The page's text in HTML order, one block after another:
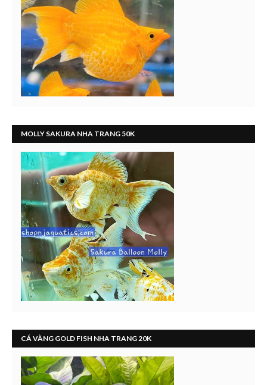
MOLLY SAKURA NHA TRANG 50K
CÁ VÀNG GOLD FISH NHA TRANG 20K